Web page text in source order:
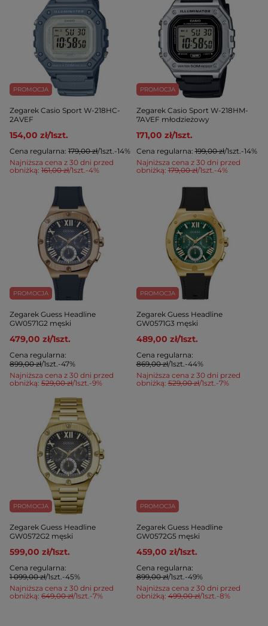
PROMOCJA
Zegarek Casio Sport W-218HC-
2AVEF
154,00 zł/1szt.
Najniższa cena z 30 dni przed
obniżką: 161,00 zł/1szt.-4%
Cena regularna: 179,00 zł/1szt.-14%
PROMOCJA
Zegarek Casio Sport W-218HM-
7AVEF młodzieżowy
171,00 zł/1szt.
Najniższa cena z 30 dni przed
obniżką:179,00 zł/1szt.-4%
Cena regularna:199,00 zł/1szt.-14%
PROMOCJA
Zegarek Guess Headline
GW0571G2 męski
479,00 zł/1szt.
Najniższa cena z 30 dni przed
obniżką: 529,00 zł/1szt.-9%
Cena regularna:
899,00 zł/1szt.-47%
PROMOCJA
Zegarek Guess Headline
GW0571G3 męski
489,00 zł/1szt.
Najniższa cena z 30 dni przed
obniżką:529,00 zł/1szt.-7%
Cena regularna:
869,00 zł/1szt.-44%
PROMOCJA
Zegarek Guess Headline
GW0572G2 męski
599,00 zł/1szt.
Najniższa cena z 30 dni przed
obniżką: 649,00 zł/1szt.-7%
Cena regularna:
1 099,00 zł/1szt.-45%
PROMOCJA
Zegarek Guess Headline
GW0572G5 męski
459,00 zł/1szt.
Najniższa cena z 30 dni przed
obniżką:499,00 zł/1szt.-8%
Cena regularna:
899,00 zł/1szt.-49%